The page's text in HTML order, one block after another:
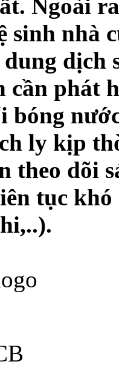
Ngoài
sinh nhà
dung
cần phát
bóng
ly kịp
theo dõi
tục